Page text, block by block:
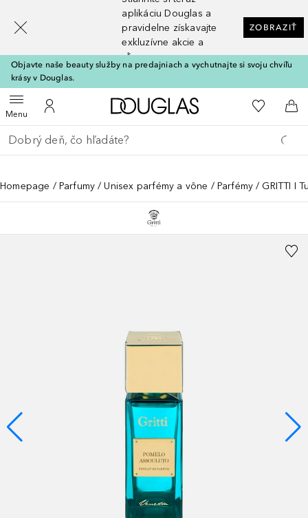
aplikáciu Douglas a
pravidelne získavajte
exkluzívne akcie a
zľavy
ZOBRAZIŤ
Objavte naše beauty služby na predajniach a vychutnajte si svoju chvíľu
krásy v Douglas.
MenuOtvoriť menuDo môjho účtu
Domov Do môjho
Do
Choď späť
Vykonajte vyhľadávanie
Homepage Parfumy Unisex parfémy a vône Parfémy GRITTI I
[navigation.slideout.screenreader]